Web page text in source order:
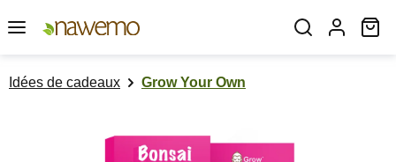
Passer au contenu principal
Idées de cadeaux Grow Your Own
Ignorer la galerie d'images